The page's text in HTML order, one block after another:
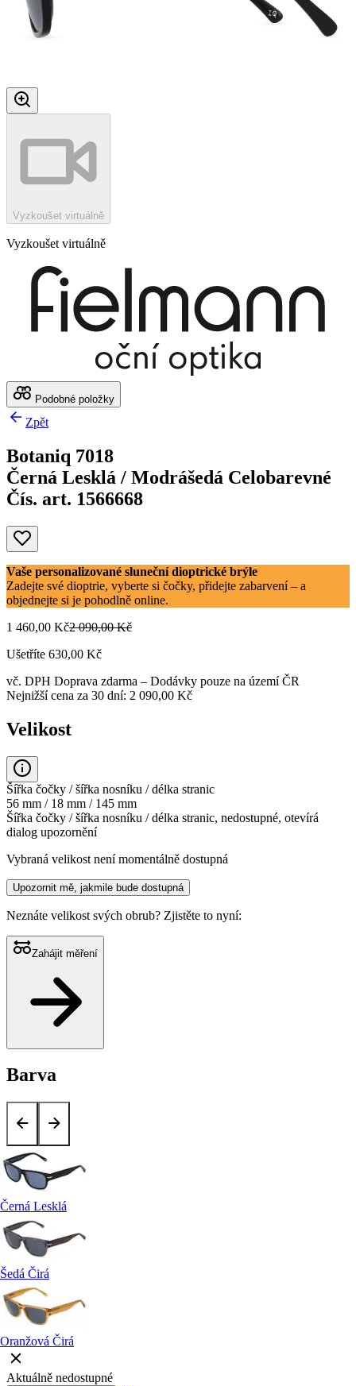
Vyzkoušet virtuálně
Vyzkoušet virtuálně
Podobné položky
Zpět
Botaniq 7018
Černá Lesklá / Modrášedá Celobarevné
Čís. art. 1566668
Vaše personalizované sluneční dioptrické brýle
Zadejte své dioptrie, vyberte si čočky, přidejte zabarvení – a
objednejte si je pohodlně online.
1 460,00 Kč2 090,00 Kč
Ušetříte 630,00 Kč
vč. DPH Doprava zdarma – Dodávky pouze na území ČR
Nejnižší cena za 30 dní: 2 090,00 Kč
Velikost
Šířka čočky / šířka nosníku / délka stranic
56 mm / 18 mm / 145 mm
Šířka čočky / šířka nosníku / délka stranic, nedostupné, otevírá
dialog upozornění
Vybraná velikost není momentálně dostupná
Upozornit mě, jakmile bude dostupná
Neznáte velikost svých obrub? Zjistěte to nyní:
Zahájit měření
Barva
Černá Lesklá
Šedá Čirá
Oranžová Čirá
Aktuálně nedostupné